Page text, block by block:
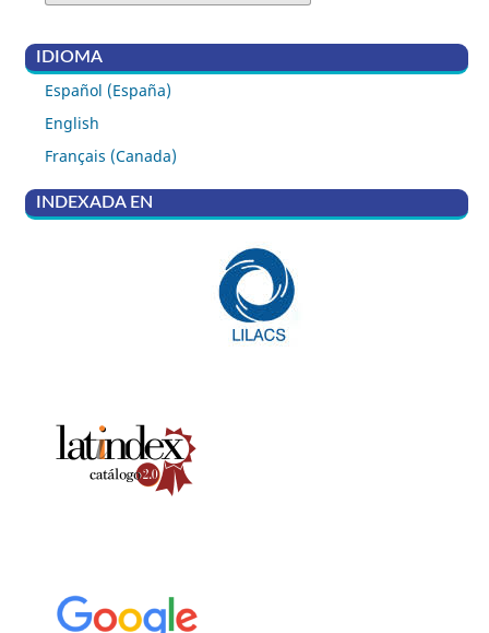
IDIOMA
Español (España)
English
Français (Canada)
INDEXADA EN